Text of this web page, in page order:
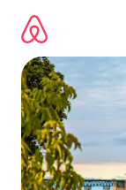
directement
contenu